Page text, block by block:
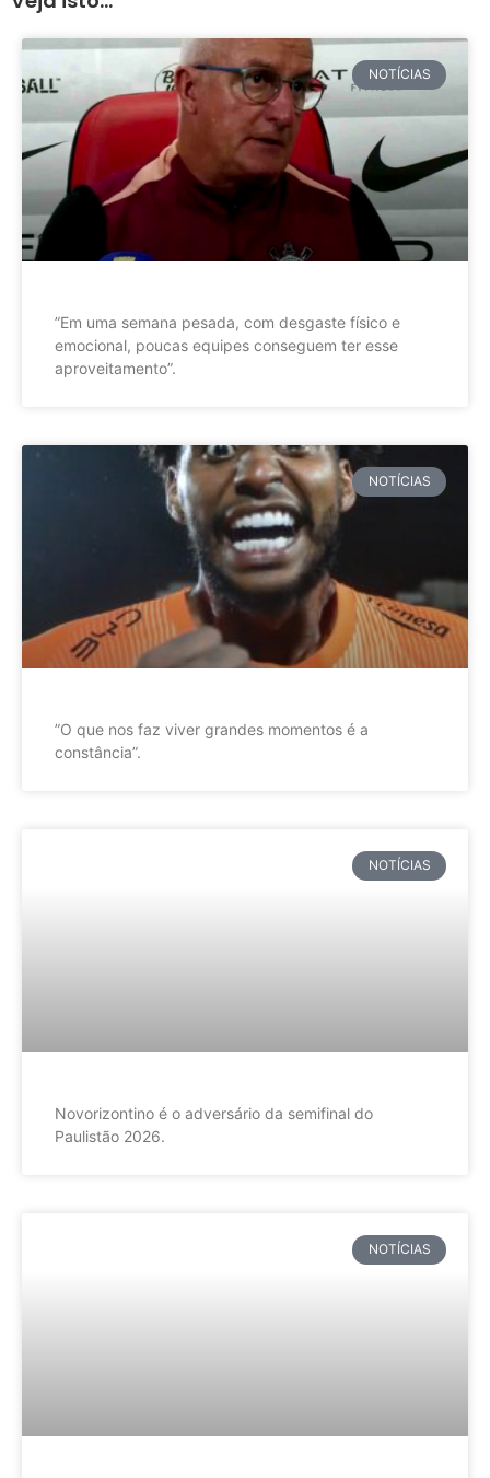
NOTÍCIAS
”Em uma semana pesada, com desgaste físico e
emocional, poucas equipes conseguem ter esse
aproveitamento”.
NOTÍCIAS
”O que nos faz viver grandes momentos é a
constância”.
NOTÍCIAS
Novorizontino é o adversário da semifinal do
Paulistão 2026.
NOTÍCIAS